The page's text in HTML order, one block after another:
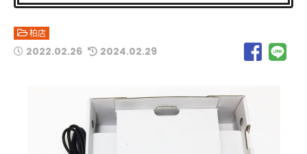
柏店
2022.02.26 2024.02.29